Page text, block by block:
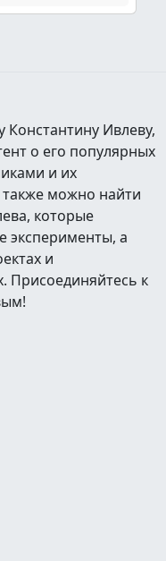
Ивлеву,
о его популярных
и их
можно найти
которые
эксперименты, а
и
Присоединяйтесь к